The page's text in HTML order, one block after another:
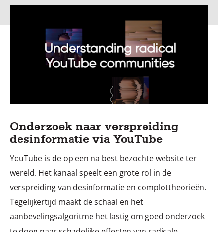
Onderzoek naar verspreiding
desinformatie via YouTube
YouTube is de op een na best bezochte website ter
wereld. Het kanaal speelt een grote rol in de
verspreiding van desinformatie en complottheorieën.
Tegelijkertijd maakt de schaal en het
aanbevelingsalgoritme het lastig om goed onderzoek